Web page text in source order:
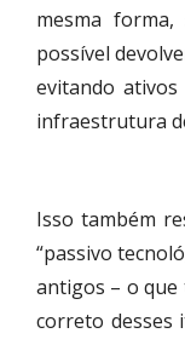
mesma
possível
evitando ativos
infraestrutura
Isso também
“passivo
antigos – o que
correto desses